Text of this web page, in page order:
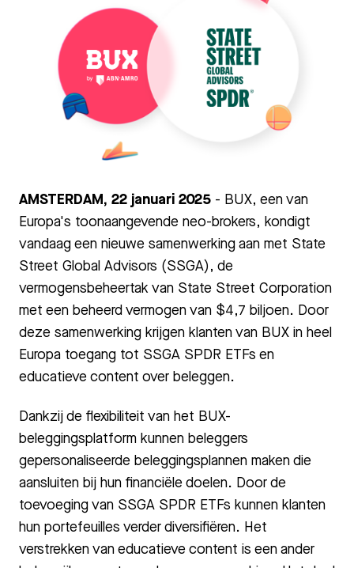
AMSTERDAM, 22 januari 2025 - BUX, een van
Europa's toonaangevende neo-brokers, kondigt
vandaag een nieuwe samenwerking aan met State
Street Global Advisors (SSGA), de
vermogensbeheertak van State Street Corporation
met een beheerd vermogen van $4,7 biljoen. Door
deze samenwerking krijgen klanten van BUX in heel
Europa toegang tot SSGA SPDR ETFs en
educatieve content over beleggen.
Dankzij de flexibiliteit van het BUX-
beleggingsplatform kunnen beleggers
gepersonaliseerde beleggingsplannen maken die
aansluiten bij hun financiële doelen. Door de
toevoeging van SSGA SPDR ETFs kunnen klanten
hun portefeuilles verder diversifiëren. Het
verstrekken van educatieve content is een ander